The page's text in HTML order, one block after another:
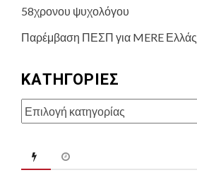
58χρονου ψυχολόγου
Παρέμβαση ΠΕΣΠ για MERE Ελλάς
KΑΤΗΓΟΡΊΕΣ
Kατηγορίες